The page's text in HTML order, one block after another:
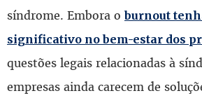
síndrome. Embora oburnout
significativo no bem-estar dos
questões legais relacionadas à
empresas ainda carecem de